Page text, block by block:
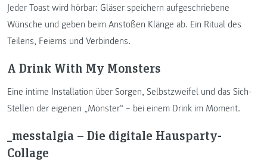
Jeder Toast wird hörbar: Gläser speichern aufgeschriebene
Wünsche und geben beim Anstoßen Klänge ab. Ein Ritual des
Teilens, Feierns und Verbindens.
A Drink With My Monsters
Eine intime Installation über Sorgen, Selbstzweifel und das Sich-
Stellen der eigenen „Monster“ – bei einem Drink im Moment.
_messtalgia – Die digitale Hausparty-
Collage